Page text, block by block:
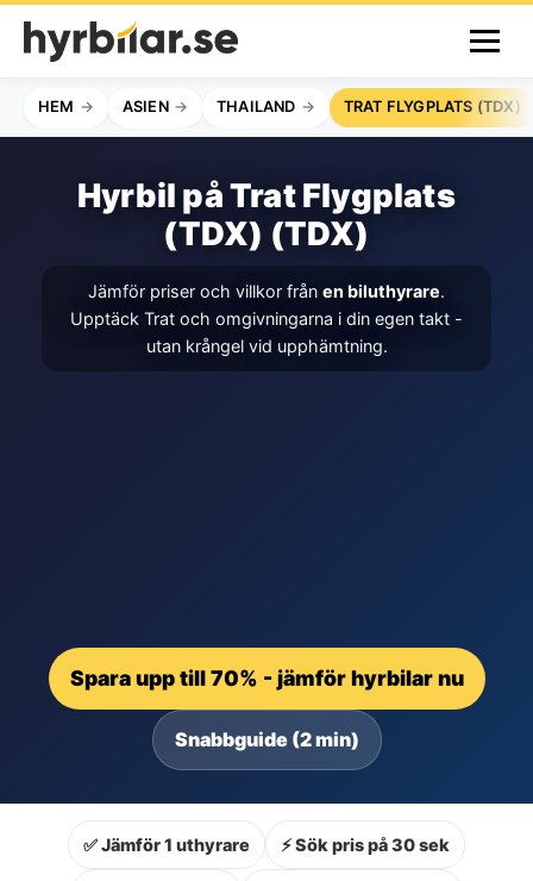
HEM ASIEN THAILAND TRAT FLYGPLATS (TDX)
Hyrbil på Trat Flygplats
(TDX) (TDX)
Jämför priser och villkor från en biluthyrare.
Upptäck Trat och omgivningarna i din egen takt -
utan krångel vid upphämtning.
Spara upp till 70% - jämför hyrbilar nu
Snabbguide (2 min)
✅ Jämför 1 uthyrare ⚡ Sök pris på 30 sek